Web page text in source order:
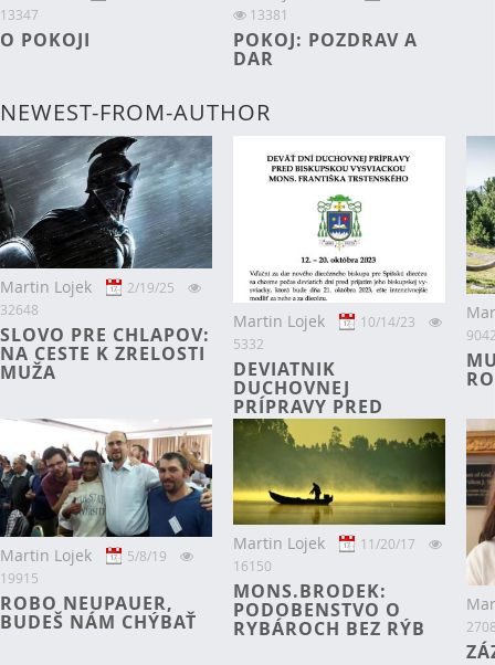
13347
O POKOJI
13381
POKOJ: POZDRAV A
DAR
NEWEST-FROM-AUTHOR
Martin Lojek
2/19/25
32648
SLOVO PRE CHLAPOV:
NA CESTE K ZRELOSTI
MUŽA
Martin Lojek
10/14/23
5332
DEVIATNIK
DUCHOVNEJ
PRÍPRAVY PRED
BISKUPSKOU
VYSVIACKOU MONS.
FRANTIŠKA
TRSTENSKÉHO
Martin Lojek
5/8/19
19915
ROBO NEUPAUER,
BUDEŠ NÁM CHÝBAŤ
Martin Lojek
11/20/17
16150
MONS.BRODEK:
PODOBENSTVO O
RYBÁROCH BEZ RÝB